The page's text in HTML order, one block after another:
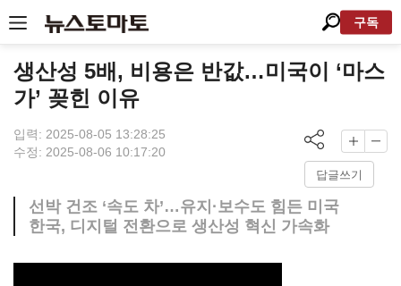
구독
생산성 5배, 비용은 반값…미국이 ‘마스
가’ 꽂힌 이유
입력: 2025-08-05 13:28:25
수정: 2025-08-06 10:17:20
답글쓰기
선박 건조 ‘속도 차’…유지·보수도 힘든 미국
한국, 디지털 전환으로 생산성 혁신 가속화